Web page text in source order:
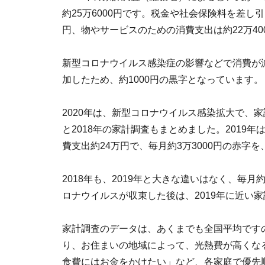
約25万6000円です。税金や社会保険料を差し
円、物やサービスのための消費支出は約22万
新型コロナウイルス感染症の影響などで消費
加したため、約1000円の黒字となっています。
2020年は、新型コロナウイルス感染拡大で、
と2018年の家計調査もまとめました。2019年
費支出約24万円で、毎月約3万3000円の赤字
2018年も、2019年と大きな違いはなく、毎月
ロナウイルスが収束した後は、2019年に近い
家計調査のデータは、あくまでも全国平均で
り、お住まいの地域によって、光熱費が高く
食費にはお金をかけたい」など、各家庭で優